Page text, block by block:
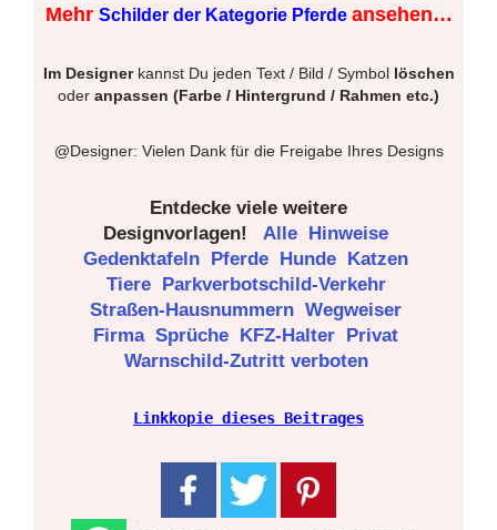
Mehr Schilder der Kategorie Pferde ansehen…
Im Designerkannst Du jeden Text / Bild / Symbol löschen
oder anpassen (Farbe / Hintergrund / Rahmen etc.)
@Designer: Vielen Dank für die Freigabe Ihres Designs
Entdecke viele weitere
Designvorlagen!
Alle Hinweise
Gedenktafeln Pferde Hunde Katzen
Tiere Parkverbotschild-Verkehr
Straßen-Hausnummern Wegweiser
Firma Sprüche KFZ-Halter Privat
Warnschild-Zutritt verboten
Linkkopie dieses Beitrages